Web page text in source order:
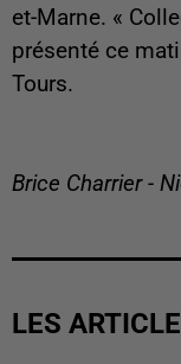
et-Marne. «
présenté ce
Tours.
Brice Charrier -
LES